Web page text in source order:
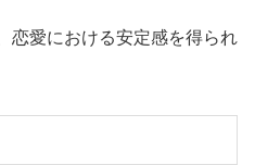
恋愛における安定感を得られ